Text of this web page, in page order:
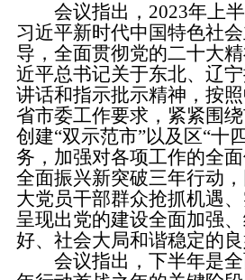
会议指出，2023年上半
习近平新时代中国特色社
导，全面贯彻党的二十大
近平总书记关于东北、辽
讲话和指示批示精神，按
省市委工作要求，紧紧围绕
创建“双示范市”以及区“十
务，加强对各项工作的全
全面振兴新突破三年行动
大党员干部群众抢抓机遇
呈现出党的建设全面加强
好、社会大局和谐稳定的良
会议指出，下半年是全